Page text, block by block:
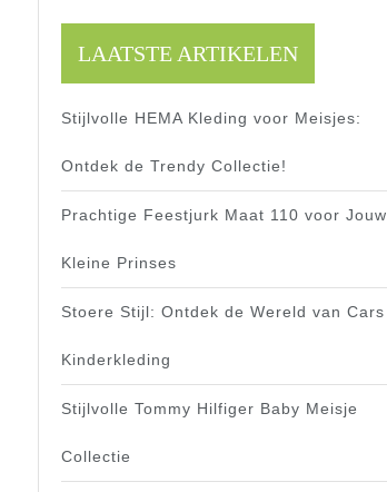
LAATSTE ARTIKELEN
Stijlvolle HEMA Kleding voor Meisjes:
Ontdek de Trendy Collectie!
Prachtige Feestjurk Maat 110 voor Jouw
Kleine Prinses
Stoere Stijl: Ontdek de Wereld van Cars
Kinderkleding
Stijlvolle Tommy Hilfiger Baby Meisje
Collectie